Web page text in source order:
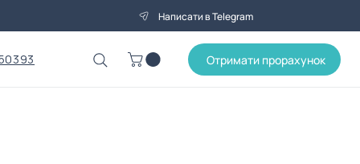
Написати в Telegram
Отримати прорахунок